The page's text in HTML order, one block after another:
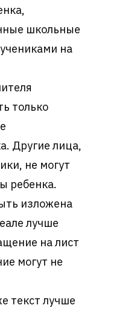
школьные
на
только
Другие лица,
не могут
ребенка.
изложена
лучше
на лист
могут не
текст лучше